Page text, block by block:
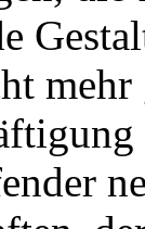
mehr